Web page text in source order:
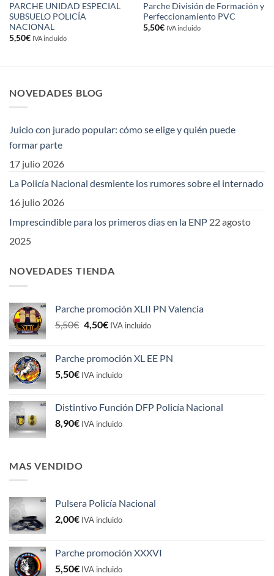
PARCHE UNIDAD ESPECIAL
SUBSUELO POLICÍA
NACIONAL
5,50€ IVA incluido
Parche División de Formación y
Perfeccionamiento PVC
5,50€ IVA incluido
NOVEDADES BLOG
Juicio con jurado popular: cómo se elige y quién puede
formar parte
17 julio 2026
La Policía Nacional desmiente los rumores sobre el internado
16 julio 2026
Imprescindible para los primeros dias en la ENP 22 agosto
2025
NOVEDADES TIENDA
Parche promoción XLII PN Valencia
5,50€ El
era:
5,50€.
4,50€El
es:
4,50€.
IVA incluido
Parche promoción XL EE PN
5,50€ IVA incluido
Distintivo Función DFP Policía Nacional
8,90€ IVA incluido
MAS VENDIDO
Pulsera Policía Nacional
2,00€ IVA incluido
Parche promoción XXXVI
5,50€ IVA incluido